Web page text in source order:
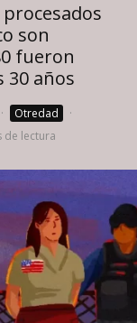
son
fueron
30 años
· Otredad
·
de lectura